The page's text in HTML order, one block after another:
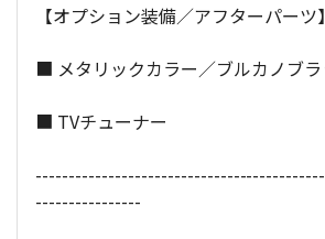
【オプション装備／アフターパーツ】
■ メタリックカラー／ブルカノブラ
■ TVチューナー
----------------